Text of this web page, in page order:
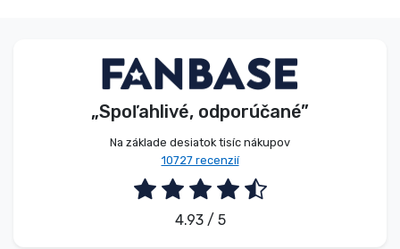
„Spoľahlivé, odporúčané”
Na základe desiatok tisíc nákupov
10727 recenzií
4.93 / 5